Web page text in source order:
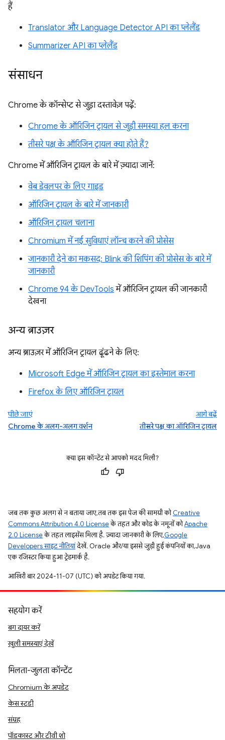
हैं
Translator और Language Detector API का प्लेलैंड
Summarizer API का प्लेलैंड
संसाधन
Chrome के कॉन्सेप्ट से जुड़ा दस्तावेज़ पढ़ें:
Chrome के ऑरिजिन ट्रायल से जुड़ी समस्या हल करना
तीसरे पक्ष के ऑरिजिन ट्रायल क्या होते हैं?
Chrome में ऑरिजिन ट्रायल के बारे में ज़्यादा जानें:
वेब डेवलपर के लिए गाइड
ऑरिजिन ट्रायल के बारे में जानकारी
ऑरिजिन ट्रायल चलाना
Chromium में नई सुविधाएं लॉन्च करने की प्रोसेस
जानकारी देने का मकसद: Blink की शिपिंग की प्रोसेस के बारे में
जानकारी
Chrome 94 के DevTools में ऑरिजिन ट्रायल की जानकारी
देखना
अन्य ब्राउज़र
अन्य ब्राउज़र में ऑरिजिन ट्रायल ढूंढने के लिए:
Microsoft Edge में ऑरिजिन ट्रायल का इस्तेमाल करना
Firefox के लिए ऑरिजिन ट्रायल
पीछे जाएं
Chrome के अलग-अलग वर्शन
आगे बढ़ें
तीसरे पक्ष का ऑरिजिन ट्रायल
क्या इस कॉन्टेंट से आपको मदद मिली?
जब तक कुछ अलग से न बताया जाए, तब तक इस पेज की सामग्री कोCreative
Commons Attribution 4.0 Licenseके तहत और कोड के नमूनों कोApache
2.0 Licenseके तहत लाइसेंस मिला है. ज़्यादा जानकारी के लिए,Google
Developers साइट नीतियांदेखें. Oracle और/या इससे जुड़ी हुई कंपनियों का, Java
एक रजिस्टर किया हुआ ट्रेडमार्क है.
आखिरी बार 2024-11-07 (UTC) को अपडेट किया गया.
सहयोग करें
बग दायर करें
खुली समस्याएं देखें
मिलता-जुलता कॉन्टेंट
Chromium के अपडेट
केस स्टडी
संग्रह
पॉडकास्ट और टीवी शो